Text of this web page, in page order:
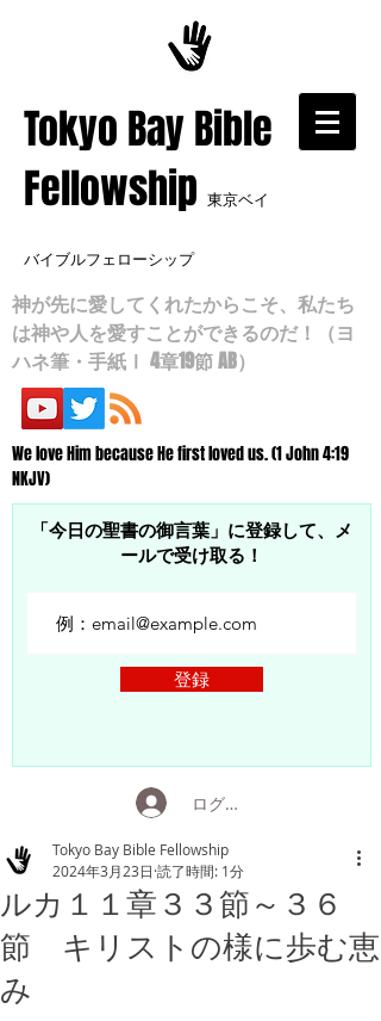
​Tokyo Bay Bible
Fellowship 東京ベイ
バイブルフェローシップ
神が先に愛してくれたからこそ、私たち
は神や人を愛すことができるのだ！（ヨ
ハネ筆・手紙Ⅰ 4章19節 AB）
We love Him because He first loved us. (1 John 4:19
NKJV)
「今日の聖書の御言葉」に登録して、メ
ールで受け取る！
登録
ログイン
ルカ１１章３３節～３６
節 キリストの様に歩む恵
み
Tokyo Bay Bible Fellowship
2024年3月23日 読了時間: 1分